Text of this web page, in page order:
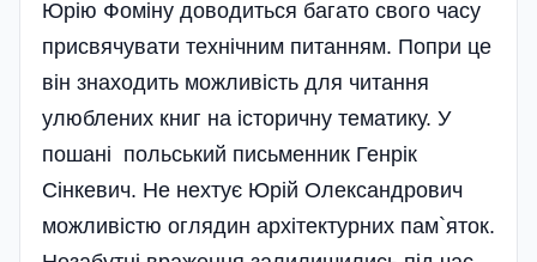
Юрію Фоміну доводиться багато свого часу
присвячувати технічним питанням. Попри це
він знаходить можливість для читання
улюблених книг на історичну тематику. У
пошані польський письменник Генрік
Сінкевич. Не нехтує Юрій Олександрович
можливістю оглядин архітектурних пам`яток.